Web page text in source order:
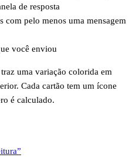
de resposta
com pelo menos uma mensagem
você enviou
uma variação colorida em
Cada cartão tem um ícone
é calculado.